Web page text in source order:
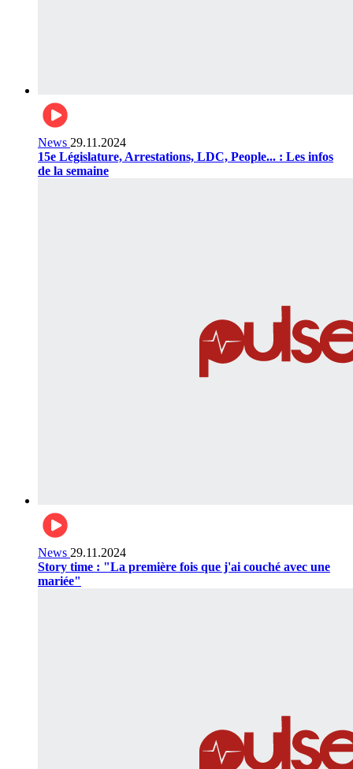
News 29.11.2024
15e Législature, Arrestations, LDC, People... : Les infos
de la semaine
News 29.11.2024
Story time : "La première fois que j'ai couché avec une
mariée"